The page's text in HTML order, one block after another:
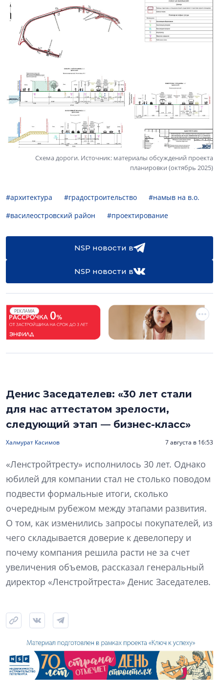
Схема дороги. Источник: материалы обсуждений проекта
планировки (октябрь 2025)
#архитектура #градостроительство
#намыв на в.о.
#василеостровский район
#проектирование
NSP новости в
NSP новости в
РЕКЛАМА
Денис Заседателев: «30 лет стали
для нас аттестатом зрелости,
следующий этап — бизнес-класс»
Халмурат Касимов 7 августа в 16:53
«Ленстройтресту» исполнилось 30 лет. Однако
юбилей для компании стал не столько поводом
подвести формальные итоги, сколько
очередным рубежом между этапами развития.
О том, как изменились запросы покупателей, из
чего складывается доверие к девелоперу и
почему компания решила расти не за счет
увеличения объемов, рассказал генеральный
директор «Ленстройтреста» Денис Заседателев.